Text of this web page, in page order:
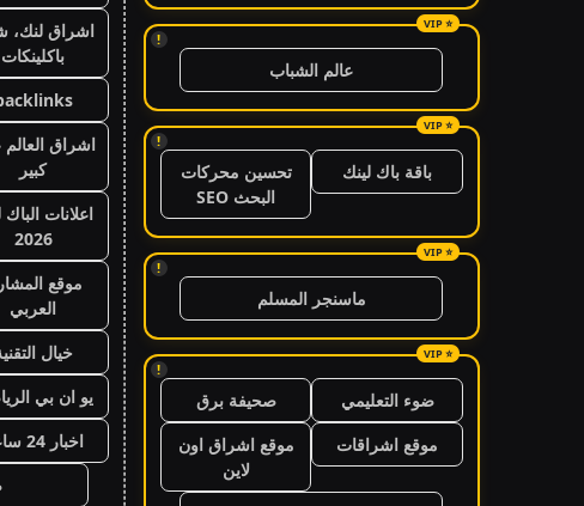
!
عالم الشباب
!
باقة باك لينك
تحسين محركات
البحث SEO
!
ماسنجر المسلم
!
ضوء التعليمي
صحيفة برق
موقع اشراقات
موقع اشراق اون
لاين
اشراق لنك،
باكلينكات
اشراق العالم
كبير
اعلانات الباك
2026
موقع
العربي
خيال
يو ان بي
اخبار 24 ساعة